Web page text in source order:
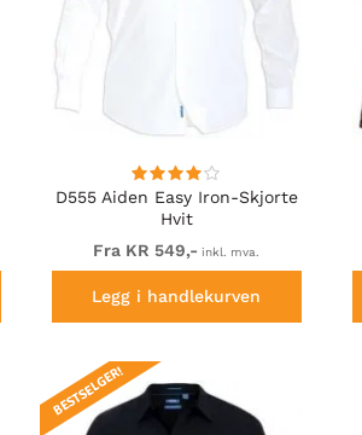
D555 Aiden Easy Iron-Skjorte
Hvit
Fra KR 549,- inkl. mva.
Legg i handlekurven
BESTSELGER!